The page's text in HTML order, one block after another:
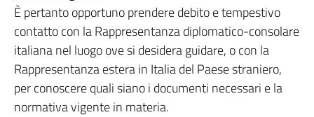
È pertanto opportuno prendere debito e tempestivo
contatto con la Rappresentanza diplomatico-consolare
italiana nel luogo ove si desidera guidare, o con la
Rappresentanza estera in Italia del Paese straniero,
per conoscere quali siano i documenti necessari e la
normativa vigente in materia.